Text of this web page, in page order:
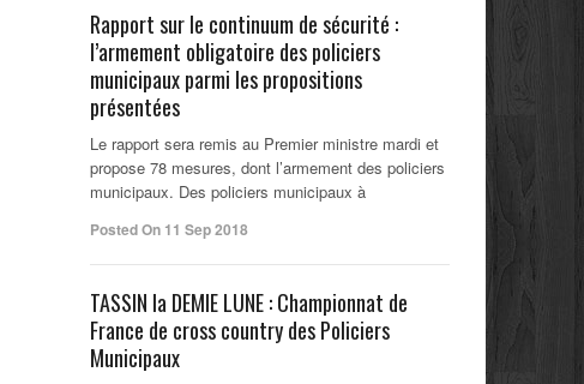
Rapport sur le continuum de sécurité :
l’armement obligatoire des policiers
municipaux parmi les propositions
présentées
Le rapport sera remis au Premier ministre mardi et
propose 78 mesures, dont l’armement des policiers
municipaux. Des policiers municipaux à
Posted On 11 Sep 2018
TASSIN la DEMIE LUNE : Championnat de
France de cross country des Policiers
Municipaux